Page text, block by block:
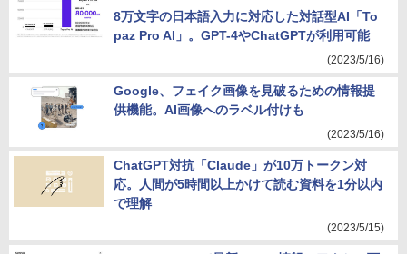
8万文字の日本語入力に対応した対話型AI「To
paz Pro AI」。GPT-4やChatGPTが利用可能
(2023/5/16)
Google、フェイク画像を見破るための情報提
供機能。AI画像へのラベル付けも
(2023/5/16)
ChatGPT対抗「Claude」が10万トークン対
応。人間が5時間以上かけて読む資料を1分以内
で理解
(2023/5/15)